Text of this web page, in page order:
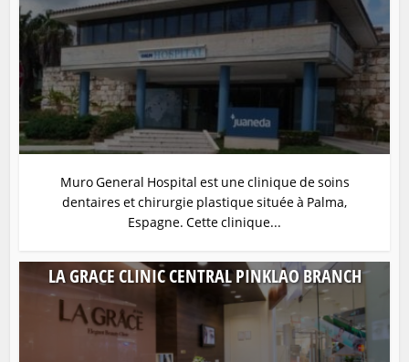
Muro General Hospital est une clinique de soins
dentaires et chirurgie plastique située à Palma,
Espagne. Cette clinique...
LA GRACE CLINIC CENTRAL PINKLAO BRANCH